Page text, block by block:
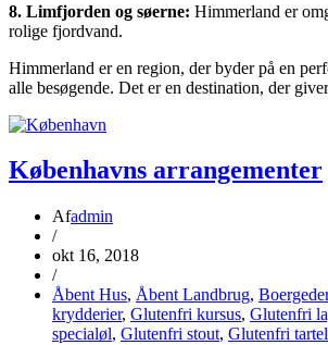
8. Limfjorden og søerne: Himmerland er
rolige fjordvand.
Himmerland er en region, der byder på en
alle besøgende. Det er en destination, der
Københavns arrangementer
Afadmin
/
okt 16, 2018
/
Åbent Hus, Åbent Landbrug, Boergeder
krydderier, Glutenfri kursus, Glutenfri
specialøl, Glutenfri stout, Glutenfri